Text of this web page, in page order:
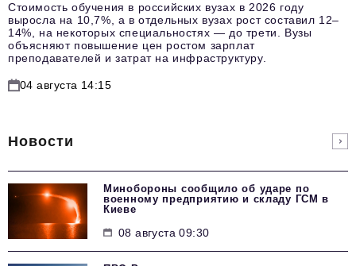
Стоимость обучения в российских вузах в 2026 году
выросла на 10,7%, а в отдельных вузах рост составил 12–
14%, на некоторых специальностях — до трети. Вузы
объясняют повышение цен ростом зарплат
преподавателей и затрат на инфраструктуру.
04 августа 14:15
Новости
Минобороны сообщило об ударе по
военному предприятию и складу ГСМ в
Киеве
08 августа 09:30